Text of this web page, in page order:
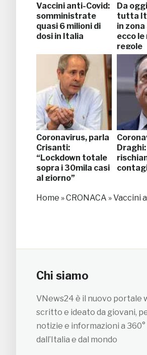
Vaccini anti-Covid:
somministrate
quasi 6 milioni di
dosi in Italia
Da
tutta
in
ecco le
regole
Coronavirus, parla
Crisanti:
“Lockdown totale
sopra i 30mila casi
al giorno”
Draghi:
Home »CRONACA »Vaccini
Chi siamo
VNews24 è il nuovo portale
scritto e ideato da giovani,
notizie e informazioni a 360°
dall’Italia e dal mondo